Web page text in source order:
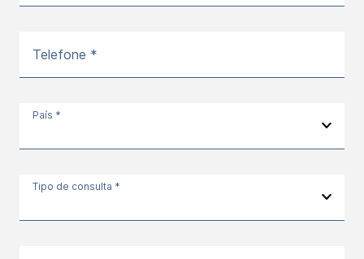
Telefone *
País *
Tipo de consulta *